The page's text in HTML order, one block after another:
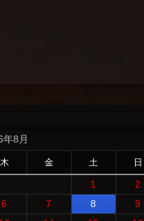
年8月
木 金 土 日
1
2
6 7 8
9